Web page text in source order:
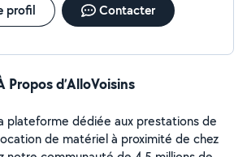
profil Contacter
Propos d’AlloVoisins
plateforme dédiée aux prestations de
de matériel à proximité de chez